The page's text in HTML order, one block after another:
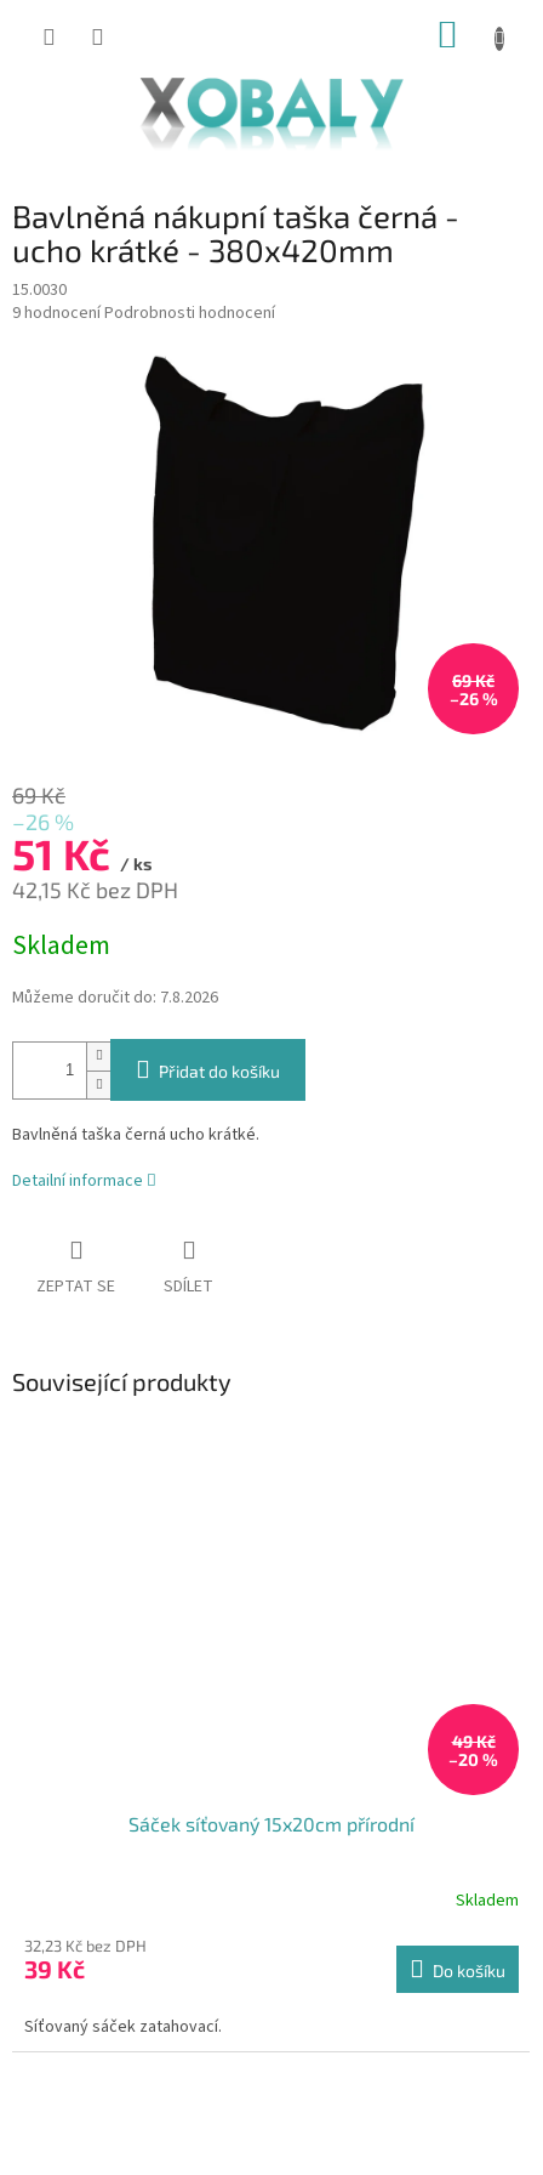
KOŠÍK
Bavlněná nákupní taška černá -
ucho krátké - 380x420mm
15.0030
Průměrné
9 hodnoceníPodrobnosti hodnocení
69 Kč
–26 %
69 Kč
–26 %
51 Kč / ks
42,15 Kč bez DPH
cena:
Skladem
Můžeme doručit do: 7.8.2026
Přidat do košíku
Bavlněná taška černá ucho krátké.
Detailní informace
ZEPTAT SE SDÍLET
Související produkty
49 Kč
–20 %
Sáček síťovaný 15x20cm přírodní
Skladem
32,23 Kč bez DPH
39 Kč Do košíku
Síťovaný sáček zatahovací.